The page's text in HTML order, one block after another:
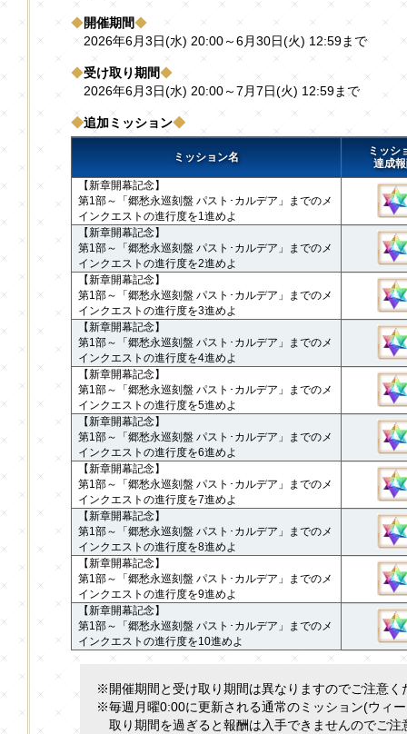
◆開催期間◆
2026年6月3日(水) 20:00～6月30日(火) 12:59まで
◆受け取り期間◆
2026年6月3日(水) 20:00～7月7日(火) 12:59まで
◆追加ミッション◆
ミッション名
ミッシ
達成
【新章開幕記念】
第1部～「郷愁永巡刻盤 パスト･カルデア」までのメ
インクエストの進行度を1進めよ
【新章開幕記念】
第1部～「郷愁永巡刻盤 パスト･カルデア」までのメ
インクエストの進行度を2進めよ
【新章開幕記念】
第1部～「郷愁永巡刻盤 パスト･カルデア」までのメ
インクエストの進行度を3進めよ
【新章開幕記念】
第1部～「郷愁永巡刻盤 パスト･カルデア」までのメ
インクエストの進行度を4進めよ
【新章開幕記念】
第1部～「郷愁永巡刻盤 パスト･カルデア」までのメ
インクエストの進行度を5進めよ
【新章開幕記念】
第1部～「郷愁永巡刻盤 パスト･カルデア」までのメ
インクエストの進行度を6進めよ
【新章開幕記念】
第1部～「郷愁永巡刻盤 パスト･カルデア」までのメ
インクエストの進行度を7進めよ
【新章開幕記念】
第1部～「郷愁永巡刻盤 パスト･カルデア」までのメ
インクエストの進行度を8進めよ
【新章開幕記念】
第1部～「郷愁永巡刻盤 パスト･カルデア」までのメ
インクエストの進行度を9進めよ
【新章開幕記念】
第1部～「郷愁永巡刻盤 パスト･カルデア」までのメ
インクエストの進行度を10進めよ
※開催期間と受け取り期間は異なりますのでご注意く
※毎週月曜0:00に更新される通常のミッション(ウィ
取り期間を過ぎると報酬は入手できませんのでご注